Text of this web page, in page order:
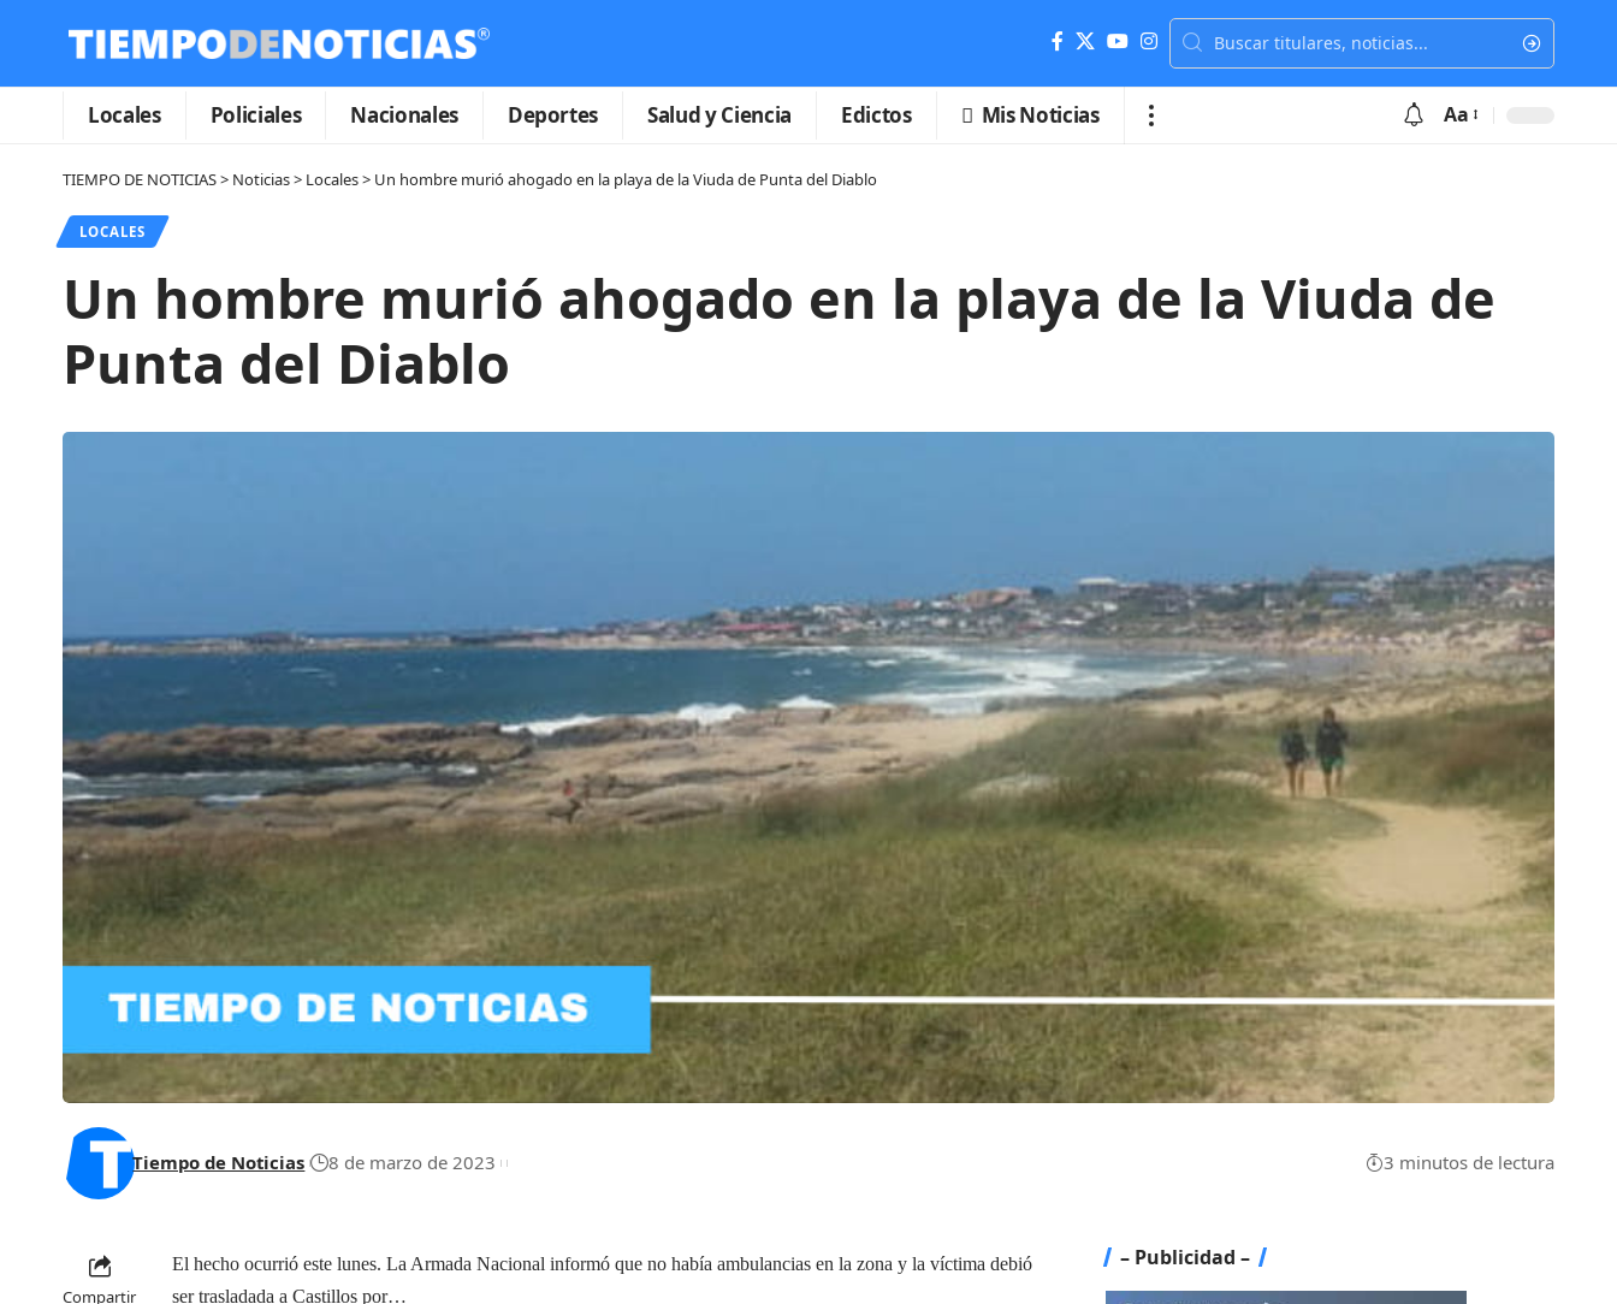
Locales Policiales Nacionales Deportes Salud y Ciencia Edictos Mis Noticias Aa
TIEMPO DE NOTICIAS> Noticias> Locales> Un hombre murió ahogado en la playa de la Viuda de Punta del Diablo
LOCALES
Un hombre murió ahogado en la playa de la Viuda de
Punta del Diablo
Tiempo de Noticias 8 de marzo de 2023 3 minutos de lectura
Compartir
El hecho ocurrió este lunes. La Armada Nacional informó que no había ambulancias en la zona y la víctima debió
ser trasladada a Castillos por…
– Publicidad –